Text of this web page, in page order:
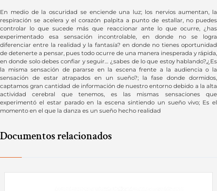
En medio de la oscuridad se enciende una luz; los nervios aumentan, la
respiración se acelera y el corazón palpita a punto de estallar, no puedes
controlar lo que sucede más que reaccionar ante lo que ocurre, ¿has
experimentado esa sensación incontrolable, en donde no se logra
diferenciar entre la realidad y la fantasía? en donde no tienes oportunidad
de detenerte a pensar, pues todo ocurre de una manera inesperada y rápida,
en donde solo debes confiar y seguir… ¿sabes de lo que estoy hablando?,¿Es
la misma sensación de pararse en la escena frente a la audiencia o la
sensación de estar atrapados en un sueño?; la fase donde dormidos,
captamos gran cantidad de información de nuestro entorno debido a la alta
actividad cerebral que tenemos, es las mismas sensaciones que
experimentó el estar parado en la escena sintiendo un sueño vivo; Es el
momento en el que la danza es un sueño hecho realidad
Documentos relacionados